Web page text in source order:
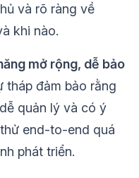
và rõ ràng về
khi nào.
mở rộng, dễ bảo
đảm bảo rằng
quản lý và có ý
end-to-end quá
phát triển.